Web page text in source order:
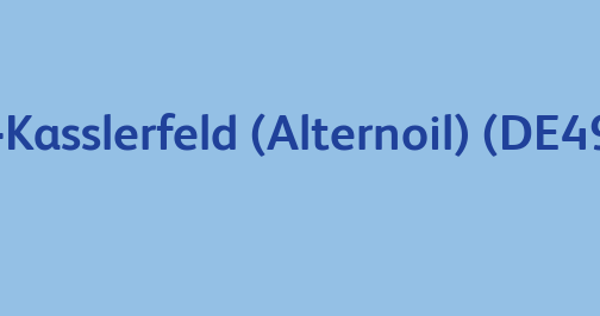
(Alternoil)